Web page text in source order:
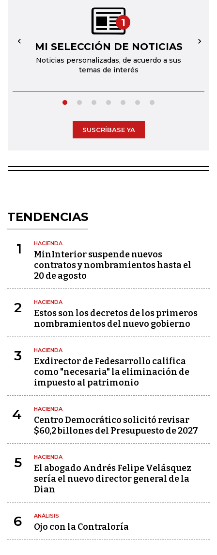
1
MI SELECCIÓN DE NOTICIAS
Noticias personalizadas, de acuerdo a sus
temas de interés
← →
SUSCRÍBASE YA
TENDENCIAS
1 HACIENDA
MinInterior suspende nuevos
contratos y nombramientos hasta el
20 de agosto
2 HACIENDA
Estos son los decretos de los primeros
nombramientos del nuevo gobierno
3 HACIENDA
Exdirector de Fedesarrollo califica
como "necesaria" la eliminación de
impuesto al patrimonio
4 HACIENDA
Centro Democrático solicitó revisar
$60,2 billones del Presupuesto de 2027
5 HACIENDA
El abogado Andrés Felipe Velásquez
sería el nuevo director general de la
Dian
6 ANÁLISIS
Ojo con la Contraloría